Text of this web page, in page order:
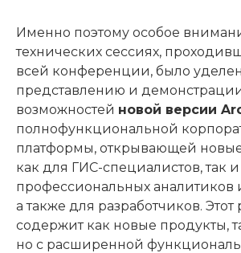
Именно поэтому особое
технических сессиях,
всей конференции, было
представлению и
возможностей новой версии
полнофункциональной
платформы, открывающей
как для ГИС-специалистов, так
профессиональных аналитиков
а также для разработчиков. Этот
содержит как новые продукты,
но с расширенной